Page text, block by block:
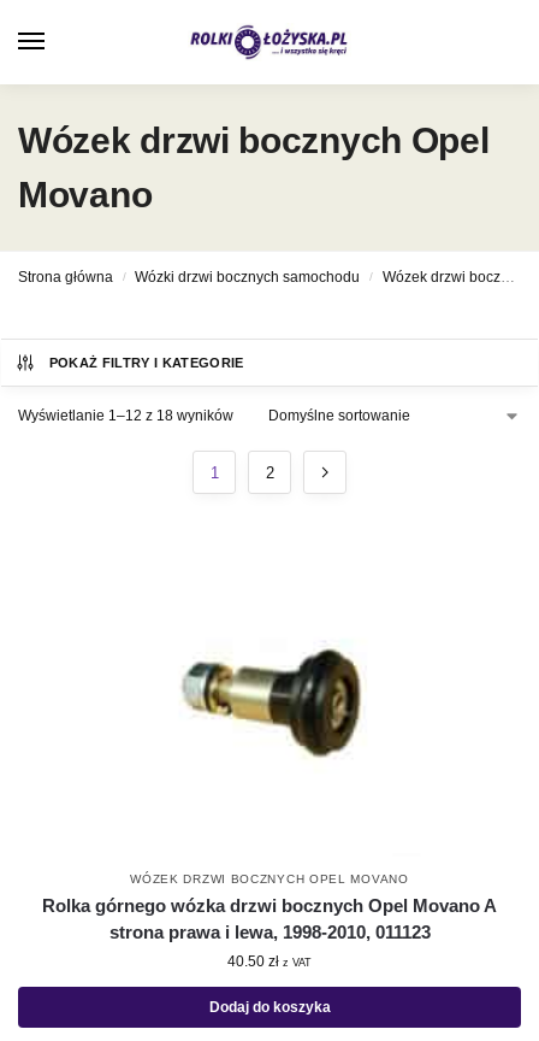
Wózek drzwi bocznych Opel
Movano
Strona główna / Wózki drzwi bocznych samochodu / Wózek drzwi bocznych Opel
POKAŻ FILTRY I KATEGORIE
Wyświetlanie 1–12 z 18 wyników
1 2
WÓZEK DRZWI BOCZNYCH OPEL MOVANO
Rolka górnego wózka drzwi bocznych Opel Movano A
strona prawa i lewa, 1998-2010, 011123
40.50 zł z VAT
Dodaj do koszyka